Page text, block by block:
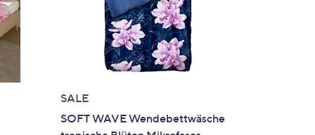
SALE
SOFT WAVE Wendebettwäsche